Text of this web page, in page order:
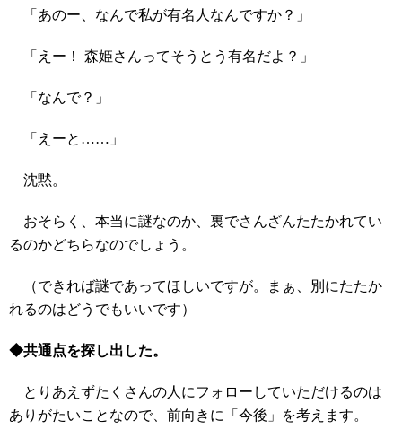
「あのー、なんで私が有名人なんですか？」
「えー！ 森姫さんってそうとう有名だよ？」
「なんで？」
「えーと……」
沈黙。
おそらく、本当に謎なのか、裏でさんざんたたかれてい
るのかどちらなのでしょう。
（できれば謎であってほしいですが。まぁ、別にたたか
れるのはどうでもいいです）
◆共通点を探し出した。
とりあえずたくさんの人にフォローしていただけるのは
ありがたいことなので、前向きに「今後」を考えます。